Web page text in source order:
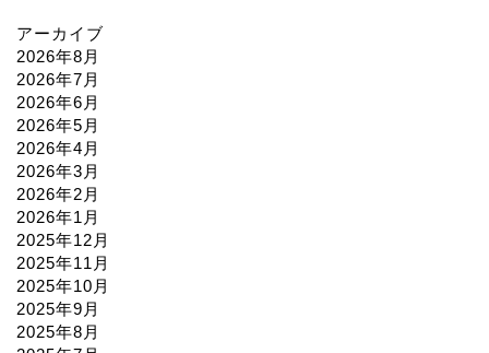
アーカイブ
2026年8月
2026年7月
2026年6月
2026年5月
2026年4月
2026年3月
2026年2月
2026年1月
2025年12月
2025年11月
2025年10月
2025年9月
2025年8月